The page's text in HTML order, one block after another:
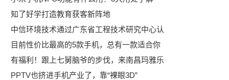
知了好学打造教育获客新阵地
中信环境技术通过广东省工程技术研究中心认
目前性价比最高的5款手机，总有一款适合你
有福利！跟上七舅脑爷的步伐，来南昌玛雅乐
PPTV也挤进手机产业了，靠“裸眼3D”